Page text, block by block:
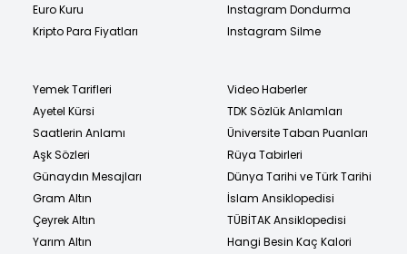
Euro Kuru
Kripto Para Fiyatları
Instagram Dondurma
Instagram Silme
Yemek Tarifleri
Ayetel Kürsi
Saatlerin Anlamı
Aşk Sözleri
Günaydın Mesajları
Gram Altın
Çeyrek Altın
Yarım Altın
Video Haberler
TDK Sözlük Anlamları
Üniversite Taban Puanları
Rüya Tabirleri
Dünya Tarihi ve Türk Tarihi
İslam Ansiklopedisi
TÜBİTAK Ansiklopedisi
Hangi Besin Kaç Kalori